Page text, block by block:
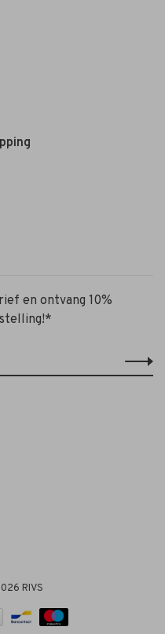
en ontvang 10%
RIVS